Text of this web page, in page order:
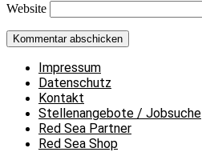
Website
Impressum
Datenschutz
Kontakt
Stellenangebote / Jobsuche
Red Sea Partner
Red Sea Shop